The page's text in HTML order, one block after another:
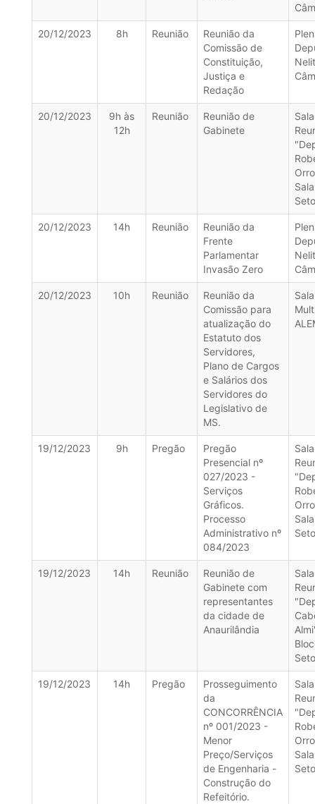
20/12/2023 8h Reunião
Reunião da
Comissão de
Constituição,
Justiça e
Redação
20/12/2023
9h às
12h
Reunião
Reunião de
Gabinete
20/12/2023 14h Reunião
Reunião da
Frente
Parlamentar
Invasão Zero
20/12/2023 10h Reunião
Reunião da
Comissão para
atualização do
Estatuto dos
Servidores,
Plano de Cargos
e Salários dos
Servidores do
Legislativo de
MS.
Sala
19/12/2023 9h Pregão
Pregão
Presencial nº
027/2023 -
Serviços
Gráficos.
Processo
Administrativo nº
084/2023
19/12/2023 14h Reunião
Reunião de
Gabinete com
representantes
da cidade de
Anaurilândia
19/12/2023 14h Pregão
Prosseguimento
da
CONCORRÊNCIA
nº 001/2023 -
Menor
Preço/Serviços
de Engenharia -
Construção do
Refeitório.